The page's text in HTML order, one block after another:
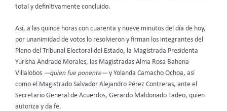
total y definitivamente concluido.
Así, a las quince horas con cuarenta y nueve minutos del día de hoy,
por unanimidad de votos lo resolvieron y firman los integrantes del
Pleno del Tribunal Electoral del Estado, la Magistrada Presidenta
Yurisha Andrade Morales, las Magistradas Alma Rosa Bahena
Villalobos —quien fue ponente—y Yolanda Camacho Ochoa, así
como el Magistrado Salvador Alejandro Pérez Contreras, ante el
Secretario General de Acuerdos, Gerardo Maldonado Tadeo, quien
autoriza y da fe.